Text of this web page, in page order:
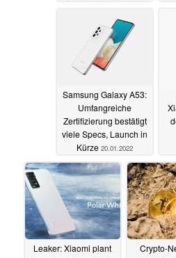
Samsung Galaxy A53:
Umfangreiche
Zertifizierung bestätigt
viele Specs, Launch in
Kürze 20.01.2022
Leaker: Xiaomi plant
Crypto-